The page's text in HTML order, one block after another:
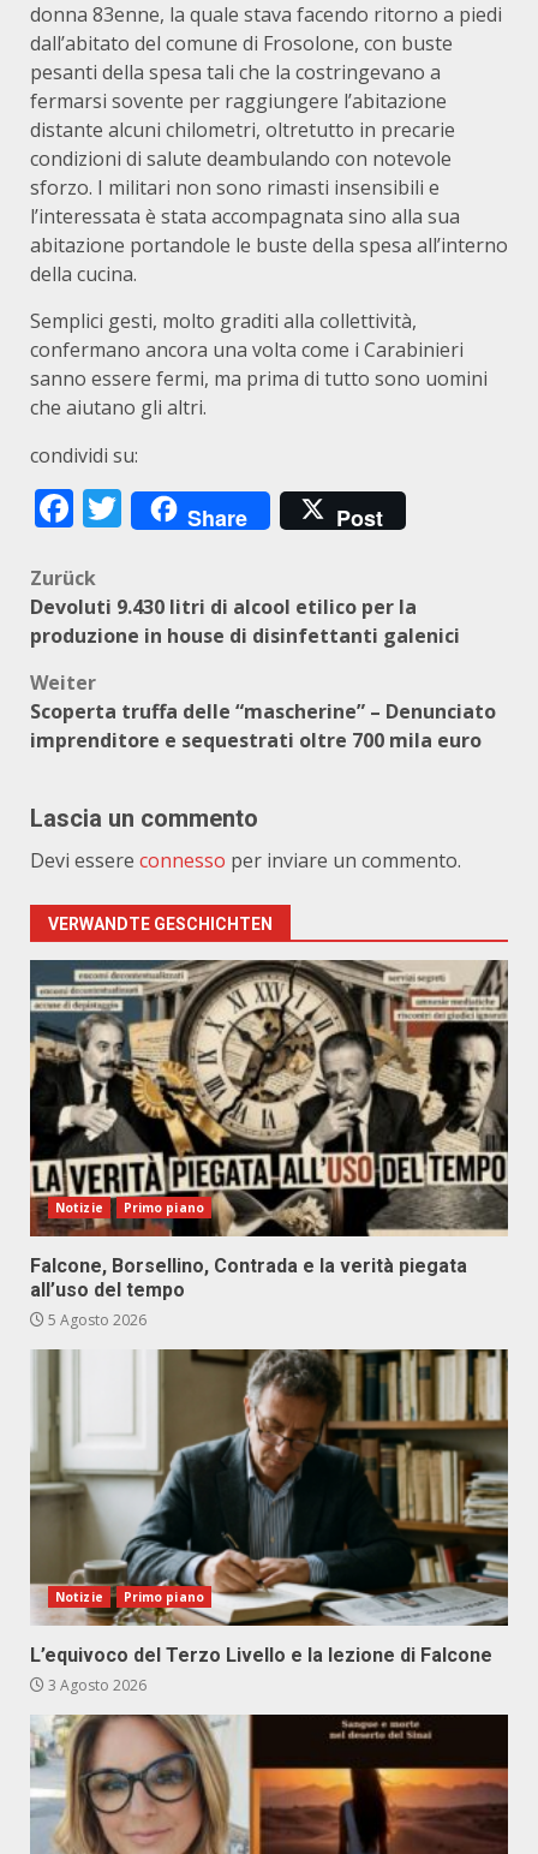
donna 83enne, la quale stava facendo ritorno a piedi
dall’abitato del comune di Frosolone, con buste
pesanti della spesa tali che la costringevano a
fermarsi sovente per raggiungere l’abitazione
distante alcuni chilometri, oltretutto in precarie
condizioni di salute deambulando con notevole
sforzo. I militari non sono rimasti insensibili e
l’interessata è stata accompagnata sino alla sua
abitazione portandole le buste della spesa all’interno
della cucina.
Semplici gesti, molto graditi alla collettività,
confermano ancora una volta come i Carabinieri
sanno essere fermi, ma prima di tutto sono uomini
che aiutano gli altri.
condividi su:
Facebook
Twitter
Share Post
Beitragsnavigation
Zurück
Devoluti 9.430 litri di alcool etilico per la
produzione in house di disinfettanti galenici
Weiter
Scoperta truffa delle “mascherine” – Denunciato
imprenditore e sequestrati oltre 700 mila euro
Lascia un commento
Devi essere connesso per inviare un commento.
VERWANDTE GESCHICHTEN
Notizie Primo piano
Falcone, Borsellino, Contrada e la verità piegata
all’uso del tempo
5 Agosto 2026
Notizie Primo piano
L’equivoco del Terzo Livello e la lezione di Falcone
3 Agosto 2026